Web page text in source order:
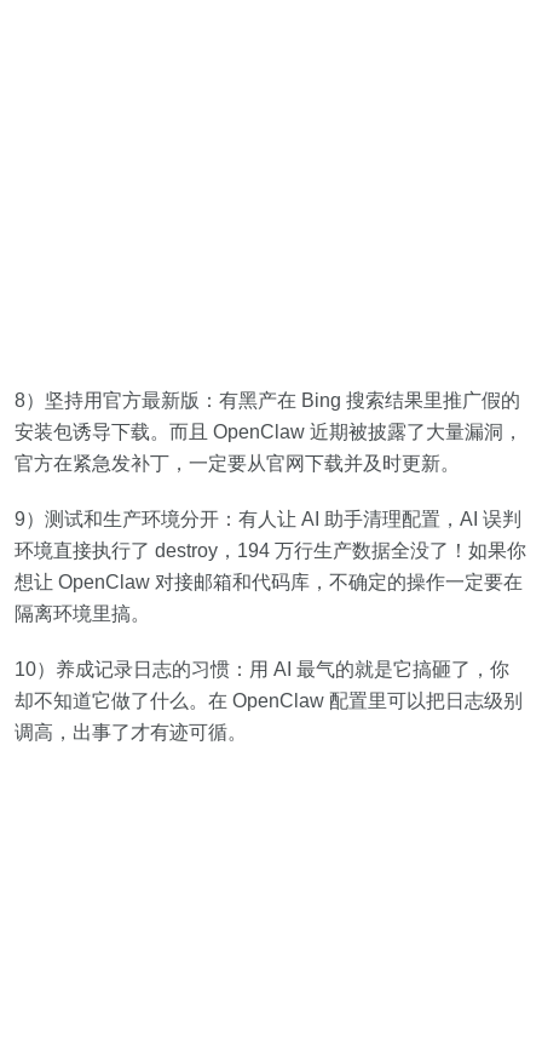
8）坚持用官方最新版：有黑产在 Bing 搜索结果里推广假的
安装包诱导下载。而且 OpenClaw 近期被披露了大量漏洞，
官方在紧急发补丁，一定要从官网下载并及时更新。
9）测试和生产环境分开：有人让 AI 助手清理配置，AI 误判
环境直接执行了 destroy，194 万行生产数据全没了！如果你
想让 OpenClaw 对接邮箱和代码库，不确定的操作一定要在
隔离环境里搞。
10）养成记录日志的习惯：用 AI 最气的就是它搞砸了，你
却不知道它做了什么。在 OpenClaw 配置里可以把日志级别
调高，出事了才有迹可循。